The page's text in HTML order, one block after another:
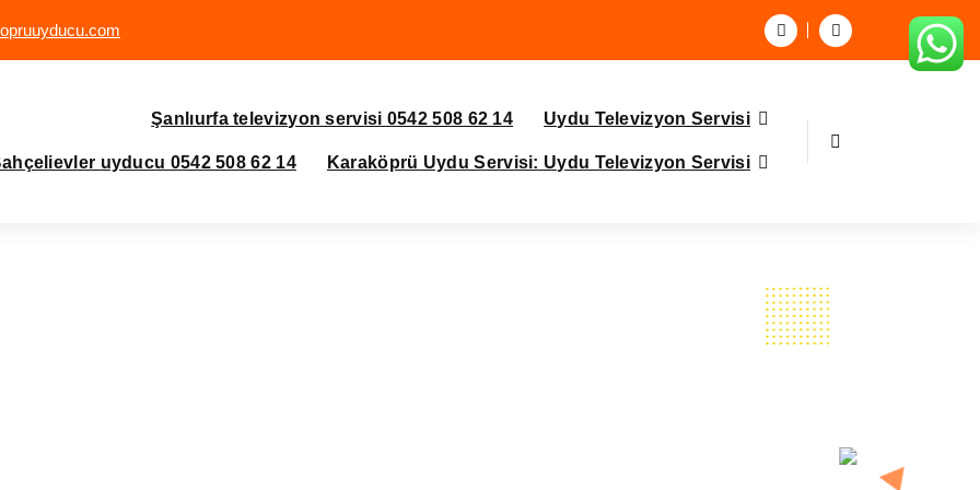
Şanlıurfa televizyon servisi 0542 508 62 14 Uydu Televizyon Servisi
uyducu 0542 508 62 14 Karaköprü Uydu Servisi: Uydu Televizyon Servisi